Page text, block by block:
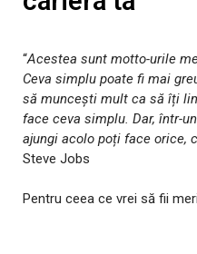
“Acestea sunt motto-urile
Ceva simplu poate fi mai
să muncești mult ca să îți
face ceva simplu. Dar, într-
ajungi acolo poți face orice,
Steve Jobs
Pentru ceea ce vrei să fii